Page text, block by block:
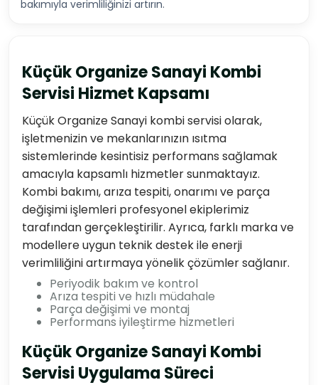
bakımıyla verimliliğinizi artırın.
Küçük Organize Sanayi Kombi
Servisi Hizmet Kapsamı
Küçük Organize Sanayi kombi servisi olarak,
işletmenizin ve mekanlarınızın ısıtma
sistemlerinde kesintisiz performans sağlamak
amacıyla kapsamlı hizmetler sunmaktayız.
Kombi bakımı, arıza tespiti, onarımı ve parça
değişimi işlemleri profesyonel ekiplerimiz
tarafından gerçekleştirilir. Ayrıca, farklı marka ve
modellere uygun teknik destek ile enerji
verimliliğini artırmaya yönelik çözümler sağlanır.
Periyodik bakım ve kontrol
Arıza tespiti ve hızlı müdahale
Parça değişimi ve montaj
Performans iyileştirme hizmetleri
Küçük Organize Sanayi Kombi
Servisi Uygulama Süreci